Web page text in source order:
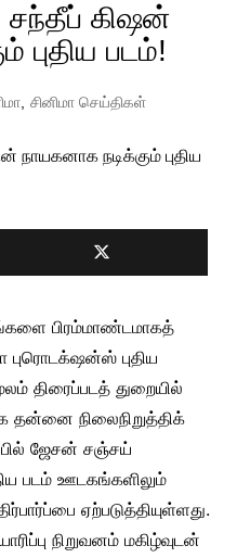
சந்தீப் கிஷன்
புதிய படம்!
, சினிமா செய்திகள்
பிரம்மாண்டமாகத்
புரொடக்‌ஷன்ஸ் புதிய
திரைப்படத் துறையில்
தன்னை நிலைநிறுத்திக்
ஜேசன் சஞ்சய்
படம் ஊடகங்களிலும்
ஏற்படுத்தியுள்ளது.
நிறுவனம் மகிழ்வுடன்